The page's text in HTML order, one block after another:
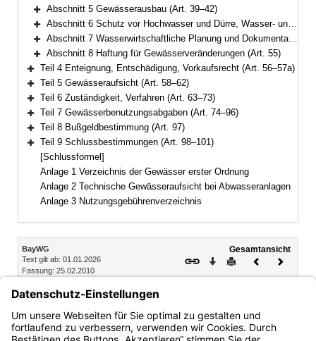
Bereich erweitern
Abschnitt 5 Gewässerausbau (Art. 39–42)
Bereich erweitern
Abschnitt 6 Schutz vor Hochwasser und Dürre, Wasser- und Eisgefahr (Art. 43–50)
Bereich erweitern
Abschnitt 7 Wasserwirtschaftliche Planung und Dokumentation (Art. 51–54)
Bereich erweitern
Abschnitt 8 Haftung für Gewässerveränderungen (Art. 55)
Bereich erweitern
Teil 4 Enteignung, Entschädigung, Vorkaufsrecht (Art. 56–57a)
Bereich erweitern
Teil 5 Gewässeraufsicht (Art. 58–62)
Bereich erweitern
Teil 6 Zuständigkeit, Verfahren (Art. 63–73)
Bereich erweitern
Teil 7 Gewässerbenutzungsabgaben (Art. 74–96)
Bereich erweitern
Teil 8 Bußgeldbestimmung (Art. 97)
Bereich erweitern
Teil 9 Schlussbestimmungen (Art. 98–101)
[Schlussformel]
Anlage 1 Verzeichnis der Gewässer erster Ordnung
Anlage 2 Technische Gewässeraufsicht bei Abwasseranlagen
Anlage 3 Nutzungsgebührenverzeichnis
Inhalt
BayWG
Text gilt ab: 01.01.2026
Fassung: 25.02.2010
Gesamtansicht
Download
DruckenVorheriges
Abschnitt 4 Gewässerschutzbeauftragte
Art. 38 Gewässerschutzbeauftragte bei Körperschaften
(Abweichend von § 64 Abs. 1 WHG)